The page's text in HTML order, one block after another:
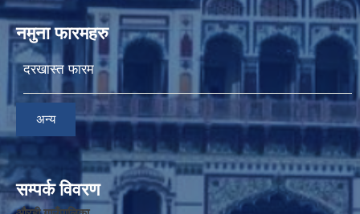
नमुना फारमहरु
दरखास्त फारम
अन्य
सम्पर्क विवरण